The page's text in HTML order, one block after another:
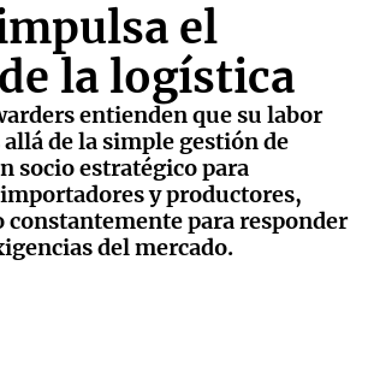
el
la logística
entienden que su labor
de la simple gestión de
socio estratégico para
y productores,
para responder
del mercado.